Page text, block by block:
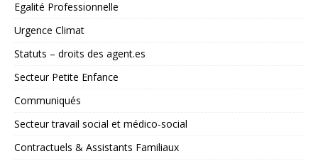
Egalité Professionnelle
Urgence Climat
Statuts – droits des agent.es
Secteur Petite Enfance
Communiqués
Secteur travail social et médico-social
Contractuels & Assistants Familiaux